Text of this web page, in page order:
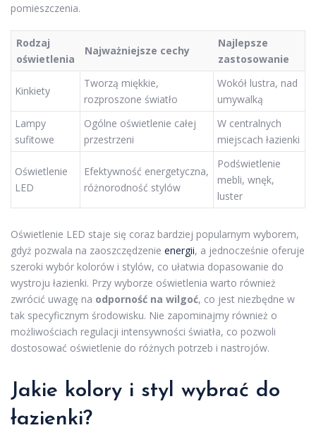
pomieszczenia.
Rodzaj
oświetlenia
Najważniejsze cechy
Najlepsze
zastosowanie
Kinkiety
Tworzą miękkie,
rozproszone światło
Wokół lustra, nad
umywalką
Lampy
sufitowe
Ogólne oświetlenie całej
przestrzeni
W centralnych
miejscach łazienki
Oświetlenie
LED
Efektywność energetyczna,
różnorodność stylów
Podświetlenie
mebli, wnęk,
luster
Oświetlenie LED staje się coraz bardziej popularnym wyborem,
gdyż pozwala na zaoszczędzenie energii, a jednocześnie oferuje
szeroki wybór kolorów i stylów, co ułatwia dopasowanie do
wystroju łazienki. Przy wyborze oświetlenia warto również
zwrócić uwagę na odporność na wilgoć, co jest niezbędne w
tak specyficznym środowisku. Nie zapominajmy również o
możliwościach regulacji intensywności światła, co pozwoli
dostosować oświetlenie do różnych potrzeb i nastrojów.
Jakie kolory i styl wybrać do
łazienki?